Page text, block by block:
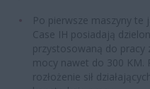
Po pierwsze maszyny
Case IH posiadają
przystosowaną do pracy
mocy nawet do 300 KM.
rozłożenie sił